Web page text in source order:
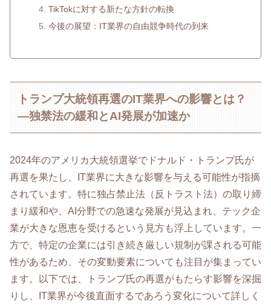
TikTokに対する新たな方針の転換
今後の展望：IT業界の自由競争時代の到来
トランプ大統領再選のIT業界への影響とは？
—独禁法の緩和とAI発展が加速か
2024年のアメリカ大統領選挙でドナルド・トランプ氏が
再選を果たし、IT業界に大きな影響を与える可能性が指摘
されています。特に独占禁止法（反トラスト法）の取り締
まり緩和や、AI分野での急速な発展が見込まれ、テック企
業が大きな恩恵を受けるという見方も浮上しています。一
方で、特定の企業には引き続き厳しい規制が課される可能
性があるため、その変動要素についても注目が集まってい
ます。以下では、トランプ氏の再選がもたらす影響を深掘
りし、IT業界が今後直面するであろう変化について詳しく